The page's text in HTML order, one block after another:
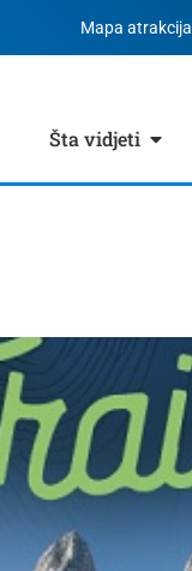
Mapa atrakcija
Šta vidjeti